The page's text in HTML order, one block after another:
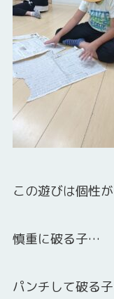
この遊びは個性
慎重に破る子…
パンチして破る